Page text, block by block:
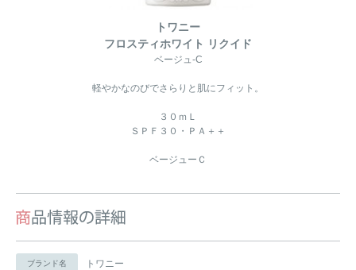
トワニー
フロスティホワイト リクイド
ベージュ-C
軽やかなのびでさらりと肌にフィット。
３０ｍＬ
ＳＰＦ３０・ＰＡ＋＋
ベージューＣ
ブランド名 トワニー